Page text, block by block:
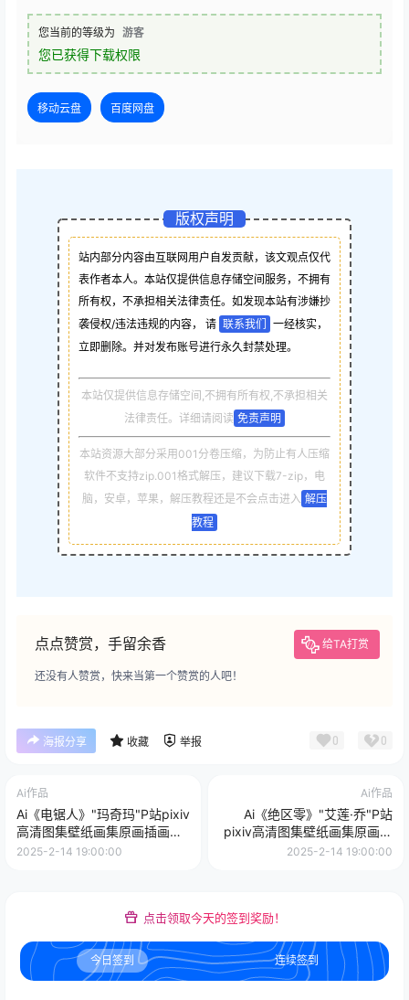
您当前的等级为 游客
您已获得下载权限
移动云盘 百度网盘
版权声明
站内部分内容由互联网用户自发贡献，该文观点仅代
表作者本人。本站仅提供信息存储空间服务，不拥有
所有权，不承担相关法律责任。如发现本站有涉嫌抄
袭侵权/违法违规的内容， 请 联系我们
一经核实，
立即删除。并对发布账号进行永久封禁处理。
本站仅提供信息存储空间,不拥有所有权,不承担相关
法律责任。详细请阅读 免责声明
本站资源大部分采用001分卷压缩，为防止有人压缩
软件不支持zip.001格式解压，建议下载7-zip，电
脑，安卓，苹果，解压教程还是不会点击进入 解压
教程
点点赞赏，手留余香 给TA打赏
还没有人赞赏，快来当第一个赞赏的人吧！
海报分享 收藏 举报 0 0
Ai作品
Ai《电锯人》"玛奇玛"P站pixiv
高清图集壁纸画集原画插画美
术图片素材
2025-2-14 19:00:00
Ai作品
Ai《绝区零》"艾莲·乔"P站
pixiv高清图集壁纸画集原画插
画美术图片素材
2025-2-14 19:00:00
点击领取今天的签到奖励！
今日签到 连续签到